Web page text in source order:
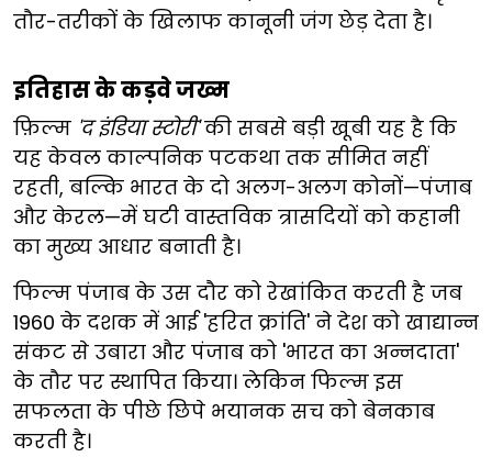
तौर-तरीकों के खिलाफ कानूनी जंग छेड़ देता है।
इतिहास के कड़वे जख्म
फ़िल्म 'द इंडिया स्टोरी'की सबसे बड़ी खूबी यह है कि
यह केवल काल्पनिक पटकथा तक सीमित नहीं
रहती, बल्कि भारत के दो अलग-अलग कोनों—पंजाब
और केरल—में घटी वास्तविक त्रासदियों को कहानी
का मुख्य आधार बनाती है।
फिल्म पंजाब के उस दौर को रेखांकित करती है जब
1960 के दशक में आई 'हरित क्रांति' ने देश को खाद्यान्न
संकट से उबारा और पंजाब को 'भारत का अन्नदाता'
के तौर पर स्थापित किया। लेकिन फिल्म इस
सफलता के पीछे छिपे भयानक सच को बेनकाब
करती है।